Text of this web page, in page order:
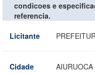
condicoes e
referencia.
Licitante
Cidade AIURUOCA